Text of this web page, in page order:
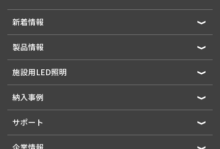
新着情報
製品情報
施設用LED照明
納入事例
サポート